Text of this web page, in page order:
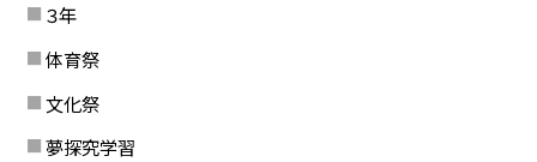
３年
体育祭
文化祭
夢探究学習